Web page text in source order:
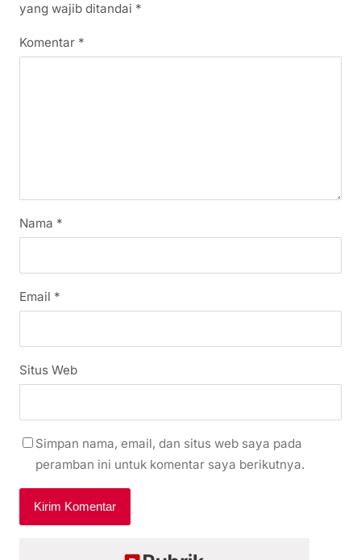
yang wajib ditandai *
Komentar *
Nama *
Email *
Situs Web
Simpan nama, email, dan situs web saya pada
peramban ini untuk komentar saya berikutnya.